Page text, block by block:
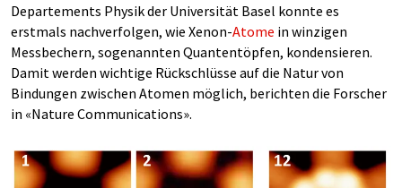
Departements Physik der Universität Basel konnte es
erstmals nachverfolgen, wie Xenon-Atome in winzigen
Messbechern, sogenannten Quantentöpfen, kondensieren.
Damit werden wichtige Rückschlüsse auf die Natur von
Bindungen zwischen Atomen möglich, berichten die Forscher
in «Nature Communications».